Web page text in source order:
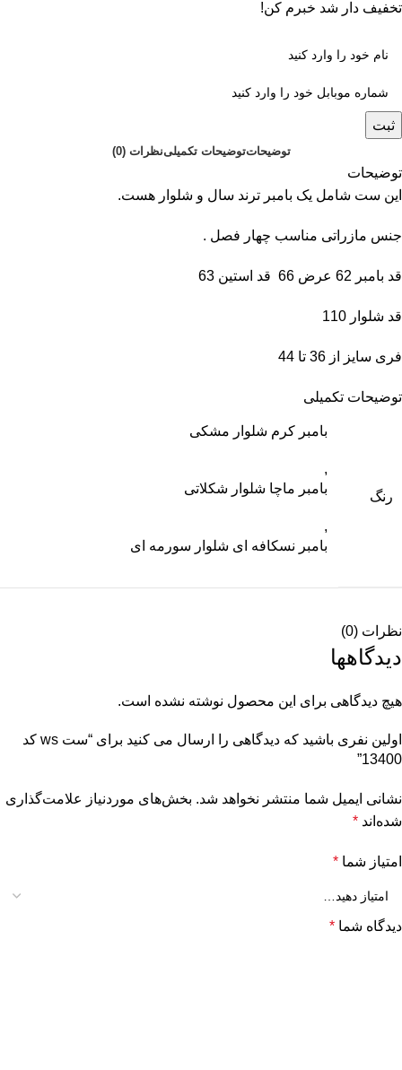
تخفیف دار شد خبرم کن!
ثبت
توضیحاتتوضیحات تکمیلینظرات (0)
توضیحات
این ست شامل یک بامبر ترند سال و شلوار هست.
جنس مازراتی مناسب چهار فصل .
قد بامبر 62 عرض 66 قد استین 63
قد شلوار 110
فری سایز از 36 تا 44
توضیحات تکمیلی
رنگ
بامبر کرم شلوار مشکی
,
بامبر ماچا شلوار شکلاتی
,
بامبر نسکافه ای شلوار سورمه ای
نظرات (0)
دیدگاهها
هیچ دیدگاهی برای این محصول نوشته نشده است.
اولین نفری باشید که دیدگاهی را ارسال می کنید برای “ست ws کد
13400”
نشانی ایمیل شما منتشر نخواهد شد. بخش‌های موردنیاز علامت‌گذاری
شده‌اند *
امتیاز شما *
دیدگاه شما *